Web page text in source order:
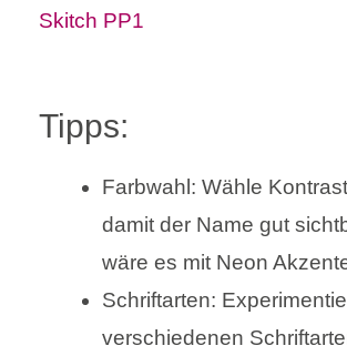
Tipps:
Farbwahl: Wähle
damit der Name gut
wäre es mit Neon
Schriftarten:
verschiedenen